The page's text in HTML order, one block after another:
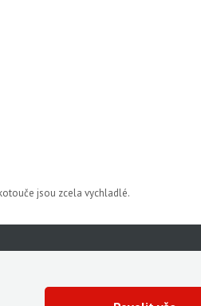
jsou zcela vychladlé.